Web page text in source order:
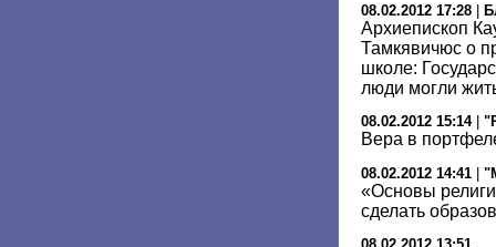
08.02.2012 17:28
Архиепископ
Тамкявичюс о
школе:
люди могли
08.02.2012 15:14|
Вера в
08.02.2012 14:41 |
«Основы
сделать